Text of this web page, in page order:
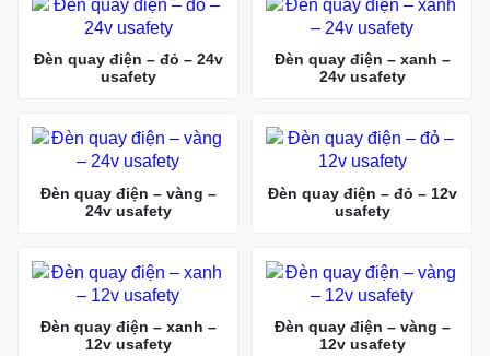
Đèn quay điện – đỏ – 24v
usafety
Đèn quay điện – xanh –
24v usafety
Đèn quay điện – vàng –
24v usafety
Đèn quay điện – đỏ – 12v
usafety
Đèn quay điện – xanh –
12v usafety
Đèn quay điện – vàng –
12v usafety